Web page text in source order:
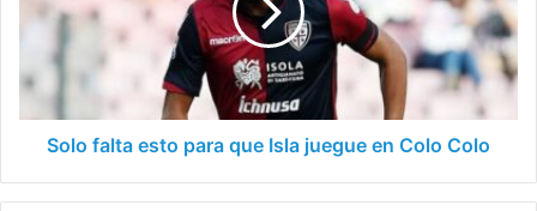
que
juegue
en
Colo
ColoSolo falta esto para que Isla juegue en Colo Colo